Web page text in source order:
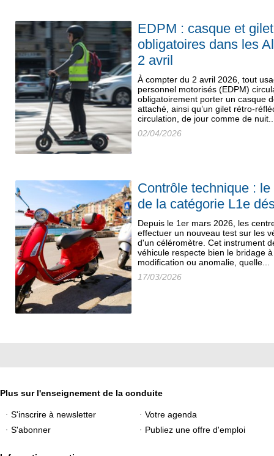
EDPM : casque et
obligatoires dans les
2 avril
À compter du 2 avril 2026, tout
personnel motorisés (EDPM)
obligatoirement porter un casque
attaché, ainsi qu’un gilet rétro-
circulation, de jour comme de
02/04/2026
Contrôle technique :
de la catégorie L1e
Depuis le 1er mars 2026, les
effectuer un nouveau test sur les
d'un céléromètre. Cet instrument
véhicule respecte bien le bridage
modification ou anomalie, quelle...
17/03/2026
Plus sur l'enseignement de la conduite
S'inscrire à newsletter
Votre agenda
S'abonner
Publiez une offre d'emploi